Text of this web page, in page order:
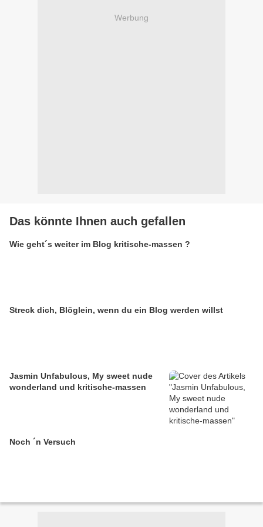
Werbung
Das könnte Ihnen auch gefallen
Wie geht´s weiter im Blog kritische-massen ?
Streck dich, Blöglein, wenn du ein Blog werden willst
Jasmin Unfabulous, My sweet nude
wonderland und kritische-massen
Noch ´n Versuch